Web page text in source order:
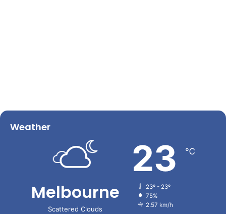
Weather
Melbourne
Scattered Clouds
23 ℃
23º - 23º
75%
2.57 km/h